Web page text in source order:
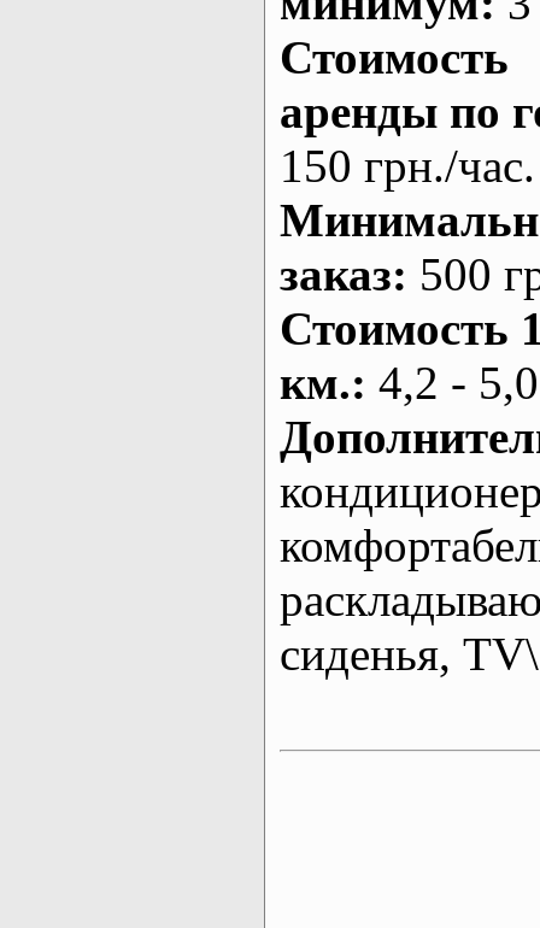
Стоимость
аренды по
150 грн./час.
заказ: 500
Стоимость
км.: 4,2 -
сиденья,